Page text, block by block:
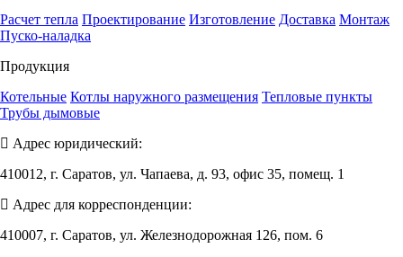
Расчет тепла Проектирование Изготовление Доставка Монтаж
Пуско-наладка
Продукция
Котельные Котлы наружного размещения Тепловые пункты
Трубы дымовые
Адрес юридический:
410012, г. Саратов, ул. Чапаева, д. 93, офис 35, помещ. 1
Адрес для корреспонденции:
410007, г. Саратов, ул. Железнодорожная 126, пом. 6